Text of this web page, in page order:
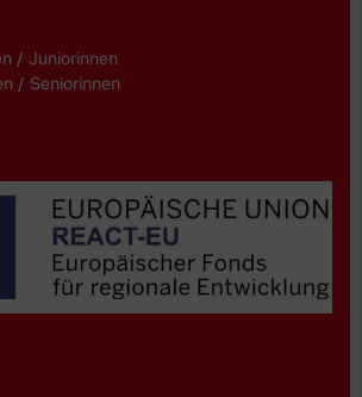
/ Juniorinnen
/ Seniorinnen